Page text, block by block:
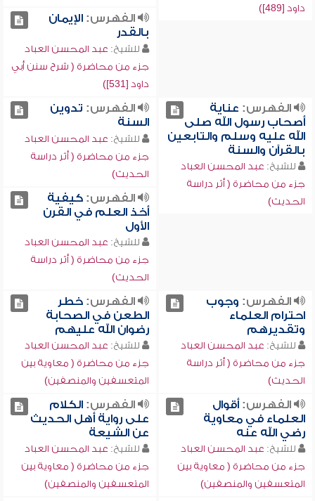
داود [489])
الفهرس:الإيمان
بالقدر
للشيخ: عبد المحسن العباد
جزء من محاضرة ( شرح سنن أبي
داود [531])
الفهرس: عناية
أصحاب رسول الله صلى
الله عليه وسلم والتابعين
بالقرآن والسنة
للشيخ: عبد المحسن العباد
جزء من محاضرة ( أثر دراسة
الحديث)
الفهرس: تدوين
السنة
للشيخ: عبد المحسن العباد
جزء من محاضرة ( أثر دراسة
الحديث)
الفهرس:كيفية
أخذ العلم في القرن
الأول
للشيخ: عبد المحسن العباد
جزء من محاضرة ( أثر دراسة
الحديث)
الفهرس: وجوب
احترام العلماء
وتقديرهم
للشيخ: عبد المحسن العباد
جزء من محاضرة ( أثر دراسة
الحديث)
الفهرس:خطر
الطعن في الصحابة
رضوان الله عليهم
للشيخ: عبد المحسن العباد
جزء من محاضرة ( معاوية بين
المتعسفين والمنصفين)
الفهرس:أقوال
العلماء في معاوية
رضي الله عنه
للشيخ: عبد المحسن العباد
جزء من محاضرة ( معاوية بين
المتعسفين والمنصفين)
الفهرس:الكلام
على رواية أهل الحديث
عن الشيعة
للشيخ: عبد المحسن العباد
جزء من محاضرة ( معاوية بين
المتعسفين والمنصفين)